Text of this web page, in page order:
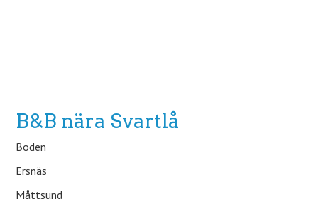
B&B nära Svartlå
Boden
Ersnäs
Måttsund